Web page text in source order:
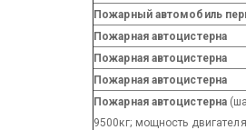
Пожарный автомобиль
Пожарная автоцистерна
Пожарная автоцистерна
Пожарная автоцистерна
Пожарная автоцистерна
9500кг; мощность